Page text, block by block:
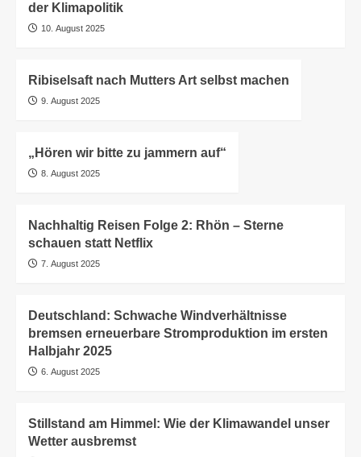
der Klimapolitik
10. August 2025
Ribiselsaft nach Mutters Art selbst machen
9. August 2025
„Hören wir bitte zu jammern auf“
8. August 2025
Nachhaltig Reisen Folge 2: Rhön – Sterne
schauen statt Netflix
7. August 2025
Deutschland: Schwache Windverhältnisse
bremsen erneuerbare Stromproduktion im ersten
Halbjahr 2025
6. August 2025
Stillstand am Himmel: Wie der Klimawandel unser
Wetter ausbremst